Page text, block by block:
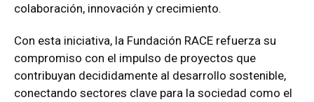
colaboración, innovación y crecimiento.
Con esta iniciativa, la Fundación RACE refuerza su
compromiso con el impulso de proyectos que
contribuyan decididamente al desarrollo sostenible,
conectando sectores clave para la sociedad como el